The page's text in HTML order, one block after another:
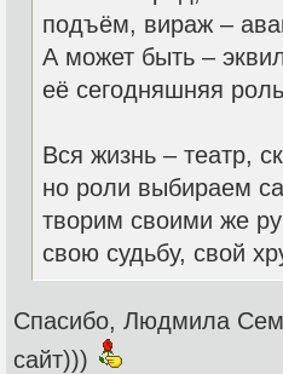
подъём, вираж –
А может быть –
её сегодняшняя
Вся жизнь – театр,
но роли выбираем
творим своими же
свою судьбу, свой
Спасибо, Людмила
сайт)))